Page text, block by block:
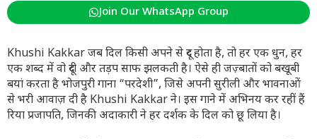
Join Our WhatsApp Group
Khushi Kakkar जब दिल किसी अपने से दूर होता है, तो हर एक धुन, हर
एक शब्द में वो दूरी और तड़प साफ झलकती है। ऐसे ही जज़्बातों को बखूबी
बयां करता है भोजपुरी गाना “परदेशी”, जिसे अपनी सुरीली और भावनाओं
से भरी आवाज़ दी है Khushi Kakkar ने। इस गाने में अभिनय कर रहीं हैं
रिया प्रजापति, जिनकी अदाकारी ने हर दर्शक के दिल को छू लिया है।